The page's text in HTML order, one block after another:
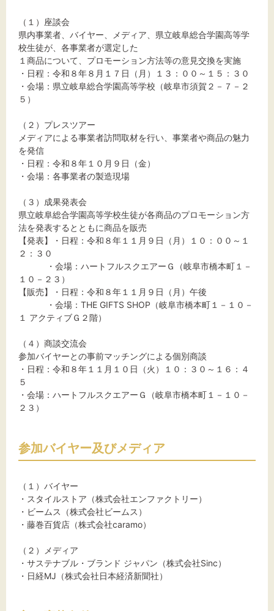
（１）座談会
県内事業者、バイヤー、メディア、県立岐阜総合学園高等学
校生徒が、各事業者が選定した
１商品について、プロモーション方法等の意見交換を実施
・日程：令和８年８月１７日（月）１３：００～１５：３０
・会場：県立岐阜総合学園高等学校（岐阜市須賀２－７－２
５）
（２）プレスツアー
メディアによる事業者訪問取材を行い、事業者や商品の魅力
を発信
・日程：令和８年１０月９日（金）
・会場：各事業者の製造現場
（３）成果発表会
県立岐阜総合学園高等学校生徒が各商品のプロモーション方
法を発表するとともに商品を販売
【発表】・日程：令和８年１１月９日（月）１０：００～１
２：３０
・会場：ハートフルスクエアーＧ（岐阜市橋本町１－
１０－２３）
【販売】・日程：令和８年１１月９日（月）午後
・会場：THE GIFTS SHOP（岐阜市橋本町１－１０－
１ アクティブＧ２階）
（４）商談交流会
参加バイヤーとの事前マッチングによる個別商談
・日程：令和８年１１月１０日（火）１０：３０～１６：４
５
・会場：ハートフルスクエアーＧ（岐阜市橋本町１－１０－
２３）
参加バイヤー及びメディア
（１）バイヤー
・スタイルストア（株式会社エンファクトリー）
・ビームス（株式会社ビームス）
・藤巻百貨店（株式会社caramo）
（２）メディア
・サステナブル・ブランド ジャパン（株式会社Sinc）
・日経MJ（株式会社日本経済新聞社）